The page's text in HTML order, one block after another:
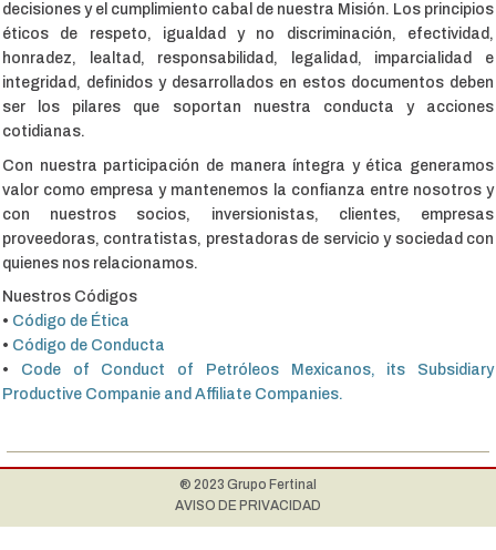
decisiones y el cumplimiento cabal de nuestra Misión. Los principios
éticos de respeto, igualdad y no discriminación, efectividad,
honradez, lealtad, responsabilidad, legalidad, imparcialidad e
integridad, definidos y desarrollados en estos documentos deben
ser los pilares que soportan nuestra conducta y acciones
cotidianas.
Con nuestra participación de manera íntegra y ética generamos
valor como empresa y mantenemos la confianza entre nosotros y
con nuestros socios, inversionistas, clientes, empresas
proveedoras, contratistas, prestadoras de servicio y sociedad con
quienes nos relacionamos.
Nuestros Códigos
• Código de Ética
• Código de Conducta
• Code of Conduct of Petróleos Mexicanos, its Subsidiary
Productive Companie and Affiliate Companies.
® 2023 Grupo Fertinal
AVISO DE PRIVACIDAD